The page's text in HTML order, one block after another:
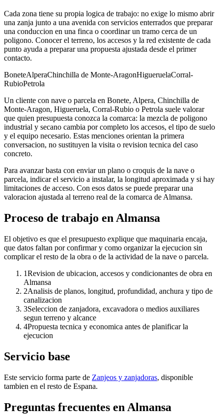
Cada zona tiene su propia logica de trabajo: no exige lo mismo abrir
una zanja junto a una avenida con servicios enterrados que preparar
una conduccion en una finca o coordinar un tramo cerca de un
poligono. Conocer el terreno, los accesos y la red existente de cada
punto ayuda a preparar una propuesta ajustada desde el primer
contacto.
BoneteAlperaChinchilla de Monte-AragonHigueruelaCorral-
RubioPetrola
Un cliente con nave o parcela en Bonete, Alpera, Chinchilla de
Monte-Aragon, Higueruela, Corral-Rubio o Petrola suele valorar
que quien presupuesta conozca la comarca: la mezcla de poligono
industrial y secano cambia por completo los accesos, el tipo de suelo
y el equipo necesario. Estas menciones orientan la primera
conversacion, no sustituyen la visita o revision tecnica del caso
concreto.
Para avanzar basta con enviar un plano o croquis de la nave o
parcela, indicar el servicio a instalar, la longitud aproximada y si hay
limitaciones de acceso. Con esos datos se puede preparar una
valoracion ajustada al terreno real de la comarca de Almansa.
Proceso de trabajo en Almansa
El objetivo es que el presupuesto explique que maquinaria encaja,
que datos faltan por confirmar y como organizar la ejecucion sin
complicar el resto de la obra o de la actividad de la nave o parcela.
1Revision de ubicacion, accesos y condicionantes de obra en
Almansa
2Analisis de planos, longitud, profundidad, anchura y tipo de
canalizacion
3Seleccion de zanjadora, excavadora o medios auxiliares
segun terreno y alcance
4Propuesta tecnica y economica antes de planificar la
ejecucion
Servicio base
Este servicio forma parte de Zanjeos y zanjadoras, disponible
tambien en el resto de Espana.
Preguntas frecuentes en Almansa